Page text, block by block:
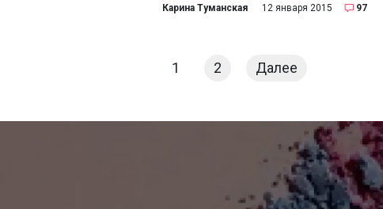
Карина Туманская 12 января 2015 97
1 2 Далее